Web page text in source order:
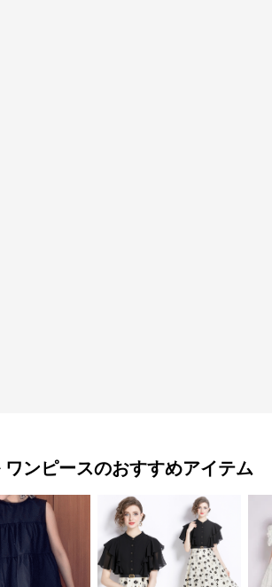
ワンピースのおすすめアイテム